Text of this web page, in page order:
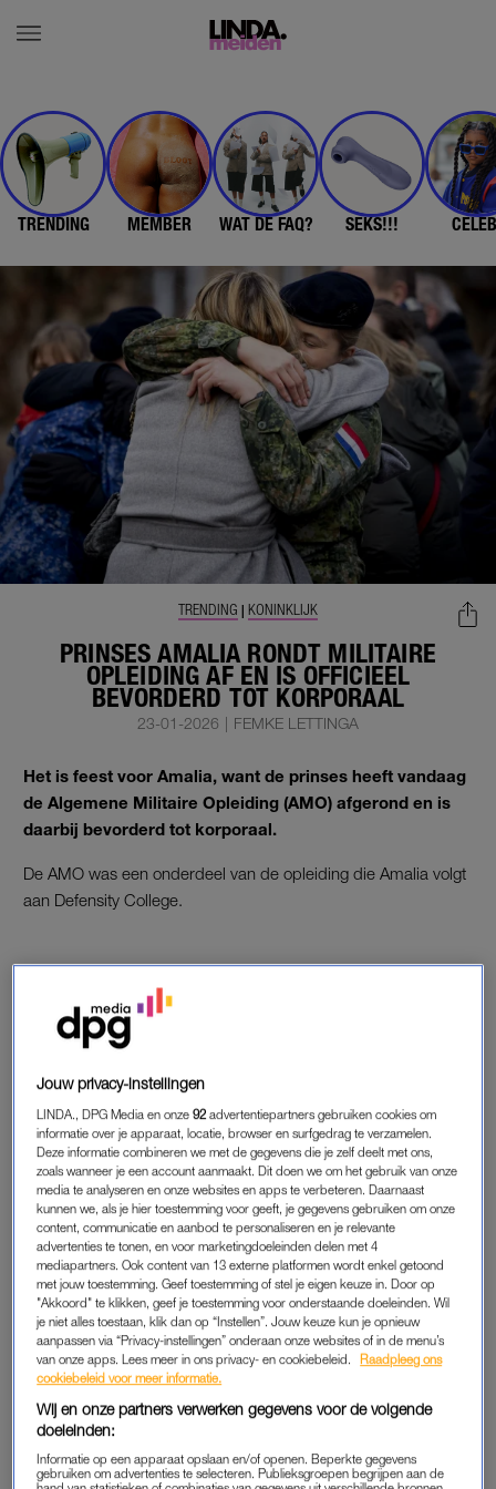
TRENDING MEMBER WAT DE FAQ? SEKS!!!
PRINSES AMALIA RONDT MILITAIRE
OPLEIDING AF EN IS OFFICIEEL
BEVORDERD TOT KORPORAAL
TRENDING | KONINKLIJK
23-01-2026 | FEMKE LETTINGA
Het is feest voor Amalia, want de prinses heeft vandaag
de Algemene Militaire Opleiding (AMO) afgerond en is
daarbij bevorderd tot korporaal.
De AMO was een onderdeel van de opleiding die Amalia volgt
aan Defensity College.
WERKSTUDENT
In september was Amalia begonnen met de AMO en vandaag
werd ze bekroond tijdens een speciale ceremonie. Hier mocht
eenheidsembleem.
Nu ze de AMO heeft afgerond, zal Amalia tijdens haar
werkzaamheden bij Defensie altijd een militair uniform dragen.
Haar opleiding is verder nog niet klaar, op dit moment werkt
ze als werkstudent bij de Bestuursstaf van Defensie, waar ze
meedraait achter de schermen.
Jouw privacy-instellingen
LINDA., DPG Media en onze92 advertentiepartners gebruiken cookies om
informatie over je apparaat, locatie, browser en surfgedrag te verzamelen.
Deze informatie combineren we met de gegevens die je zelf deelt met ons,
zoals wanneer je een account aanmaakt. Dit doen we om het gebruik van onze
media te analyseren en onze websites en apps te verbeteren. Daarnaast
kunnen we, als je hier toestemming voor geeft, je gegevens gebruiken om onze
content, communicatie en aanbod te personaliseren en je relevante
advertenties te tonen, en voor marketingdoeleinden delen met 4
mediapartners. Ook content van 13 externe platformen wordt enkel getoond
met jouw toestemming. Geef toestemming of stel je eigen keuze in. Door op
"Akkoord" te klikken, geef je toestemming voor onderstaande doeleinden. Wil
je niet alles toestaan, klik dan op “Instellen”. Jouw keuze kun je opnieuw
aanpassen via “Privacy-instellingen” onderaan onze websites of in de menu’s
van onze apps. Lees meer in ons privacy- en cookiebeleid.
Raadpleeg ons
cookiebeleid voor meer informatie.
Wij en onze partners verwerken gegevens voor de volgende
doeleinden:
Informatie op een apparaat opslaan en/of openen. Beperkte gegevens
gebruiken om advertenties te selecteren. Publieksgroepen begrijpen aan de